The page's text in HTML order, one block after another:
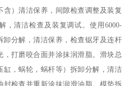
）清洁保养，间隙检查调整及装复
，清洁检查及装复调试。使用6000-
卸分解，清洁保养，检查锯牙及连杆
打磨咬合面并涂抹润滑脂。滑块总
缸，蜗轮，蜗杆等）拆卸分解，清洁
封检查并重新涂抹润滑油脂。模垫拆